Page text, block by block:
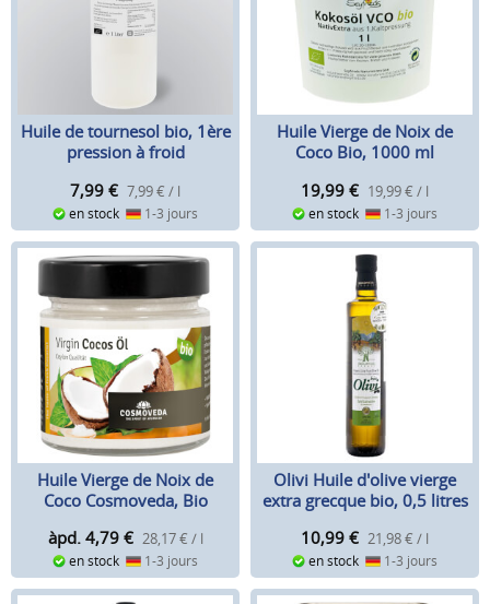
Huile de tournesol bio, 1ère
pression à froid
7,99 € 7,99 € / l
en stock 1-3 jours
Huile Vierge de Noix de
Coco Bio, 1000 ml
19,99 € 19,99 € / l
en stock 1-3 jours
Huile Vierge de Noix de
Coco Cosmoveda, Bio
àpd. 4,79 € 28,17 € / l
en stock 1-3 jours
Olivi Huile d'olive vierge
extra grecque bio, 0,5 litres
10,99 € 21,98 € / l
en stock 1-3 jours